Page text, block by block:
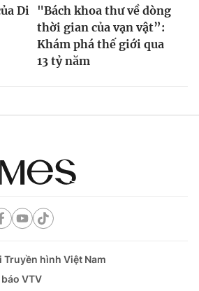
Di
"Bách khoa thư về dòng
thời gian của vạn vật”:
Khám phá thế giới qua
13 tỷ năm
Truyền hình Việt Nam
VTV